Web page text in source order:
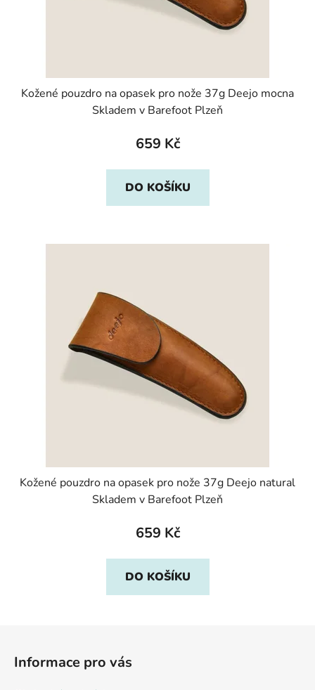
Kožené pouzdro na opasek pro nože 37g Deejo mocna
Skladem v Barefoot Plzeň
659 Kč
DO KOŠÍKU
Kožené pouzdro na opasek pro nože 37g Deejo natural
Skladem v Barefoot Plzeň
659 Kč
DO KOŠÍKU
Informace pro vás